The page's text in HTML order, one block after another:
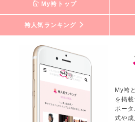
My袴トップ
袴人気ランキング
My袴
を掲
ポー
式や